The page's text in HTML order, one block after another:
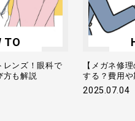
TO
レンズ！眼科で
方も解説
【メガネ修
する？費用
2025.07.04